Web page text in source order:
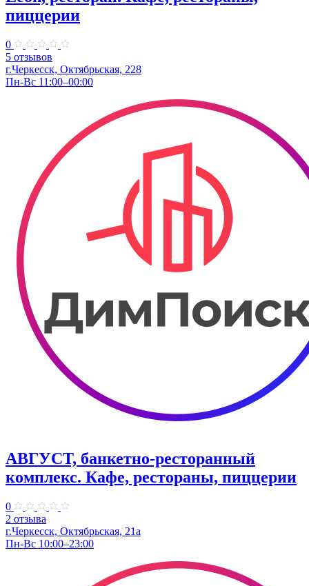
пиццерии
0
5 отзывов
г.Черкесск, Октябрьская, 228
Пн-Вс 11:00–00:00
АВГУСТ, банкетно-ресторанный
комплекс. Кафе, рестораны, пиццерии
0
2 отзыва
г.Черкесск, Октябрьская, 21а
Пн-Вс 10:00–23:00